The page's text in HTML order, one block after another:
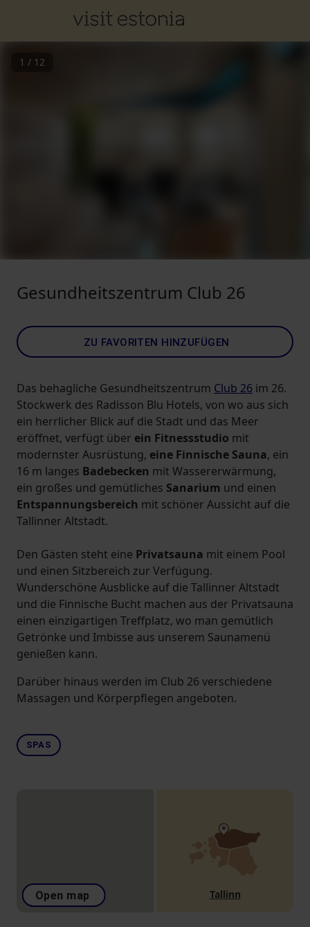
1 / 12
Gesundheitszentrum Club 26
ZU FAVORITEN HINZUFÜGEN
Das behagliche Gesundheitszentrum Club 26 im 26.
Stockwerk des Radisson Blu Hotels, von wo aus sich
ein herrlicher Blick auf die Stadt und das Meer
eröffnet, verfügt über ein Fitnessstudio mit
modernster Ausrüstung, eine Finnische Sauna, ein
16 m langes Badebecken mit Wassererwärmung,
ein großes und gemütliches Sanarium und einen
Entspannungsbereich mit schöner Aussicht auf die
Tallinner Altstadt.
Den Gästen steht eine Privatsauna mit einem Pool
und einen Sitzbereich zur Verfügung.
Wunderschöne Ausblicke auf die Tallinner Altstadt
und die Finnische Bucht machen aus der Privatsauna
einen einzigartigen Treffplatz, wo man gemütlich
Getrönke und Imbisse aus unserem Saunamenü
genießen kann.
Darüber hinaus werden im Club 26 verschiedene
Massagen und Körperpflegen angeboten.
SPAS
Open map Tallinn